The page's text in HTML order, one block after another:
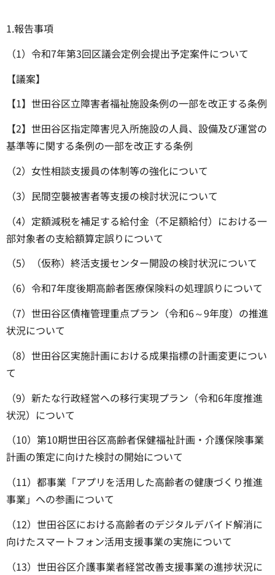
1.報告事項
（1）令和7年第3回区議会定例会提出予定案件について
【議案】
【1】世田谷区立障害者福祉施設条例の一部を改正する条例
【2】世田谷区指定障害児入所施設の人員、設備及び運営の
基準等に関する条例の一部を改正する条例
（2）女性相談支援員の体制等の強化について
（3）民間空襲被害者等支援の検討状況について
（4）定額減税を補足する給付金（不足額給付）における一
部対象者の支給額算定誤りについて
（5）（仮称）終活支援センター開設の検討状況について
（6）令和7年度後期高齢者医療保険料の処理誤りについて
（7）世田谷区債権管理重点プラン（令和6～9年度）の推進
状況について
（8）世田谷区実施計画における成果指標の計画変更につい
て
（9）新たな行政経営への移行実現プラン（令和6年度推進
状況）について
（10）第10期世田谷区高齢者保健福祉計画・介護保険事業
計画の策定に向けた検討の開始について
（11）都事業「アプリを活用した高齢者の健康づくり推進
事業」への参画について
（12）世田谷区における高齢者のデジタルデバイド解消に
向けたスマートフォン活用支援事業の実施について
（13）世田谷区介護事業者経営改善支援事業の進捗状況に